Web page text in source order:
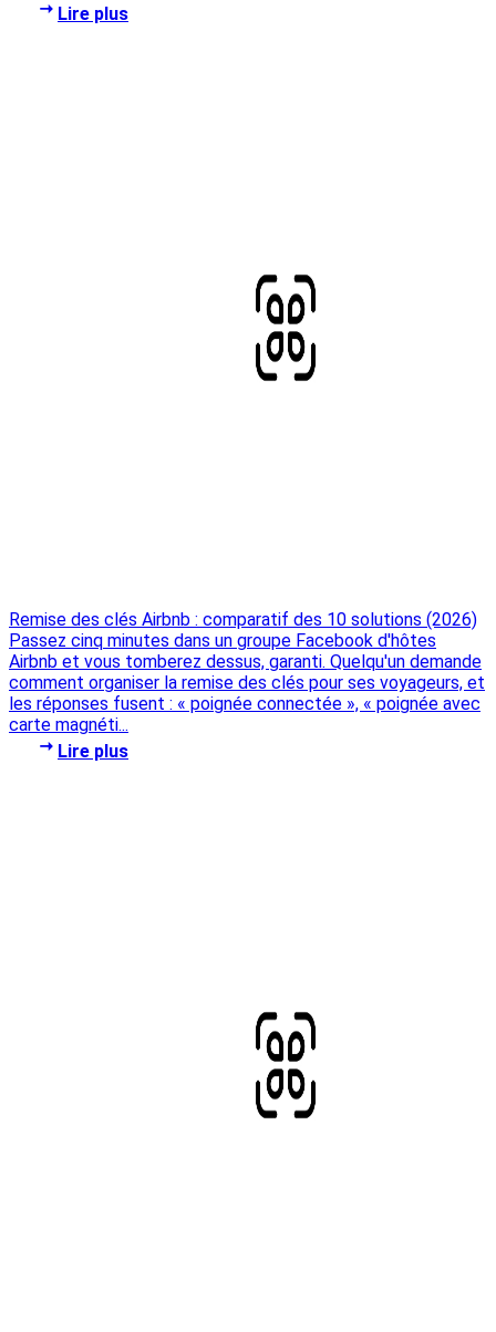
Lire plus
Remise des clés Airbnb : comparatif des 10 solutions (2026)
Passez cinq minutes dans un groupe Facebook d'hôtes
Airbnb et vous tomberez dessus, garanti. Quelqu'un demande
comment organiser la remise des clés pour ses voyageurs, et
les réponses fusent : « poignée connectée », « poignée avec
carte magnéti...
Lire plus